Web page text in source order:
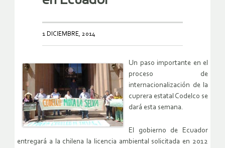
1 DICIEMBRE, 2014
Un paso importante en el
proceso de
internacionalización de la
cuprera estatal Codelco se
dará esta semana.
El gobierno de Ecuador
entregará a la chilena la licencia ambiental solicitada en 2012